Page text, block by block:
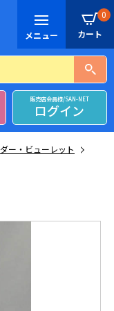
0
販売店会員様/SAN-NET
ログイン
ー・ビューレット